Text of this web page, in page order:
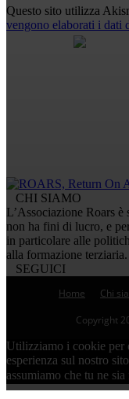
Questo sito utilizza
vengono elaborati i dati
CHI SIAMO
L’Associazione Roars
non ha fini di lucro, e
in particolare alle
alla formazione terziaria.
SEGUICI
Home
Chi
Copyright
Utilizziamo i cookie per
esperienza sul nostro
assumiamo che tu ne sia